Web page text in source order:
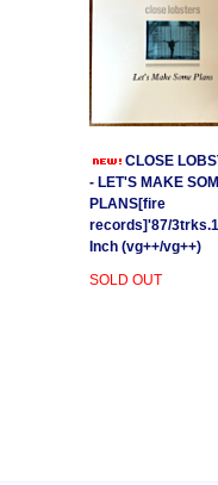
CLOSE
- LET'S MAKE
PLANS[fire
records]'87/
Inch (vg++/vg++)
SOLD OUT